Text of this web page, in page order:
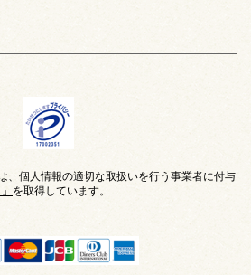
、個人情報の適切な取扱いを行う事業者に付与
を取得しています。